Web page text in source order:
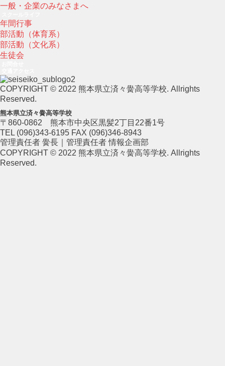
一般・企業のみなさまへ
年間行事
部活動（体育系）
部活動（文化系）
生徒会
COPYRIGHT © 2022 熊本県立済々黌高等学校. Allrights
Reserved.
熊本県立済々黌高等学校
〒860-0862 熊本市中央区黒髪2丁目22番1号
TEL (096)343-6195 FAX (096)346-8943
管理責任者 黌長｜管理責任者 情報企画部
COPYRIGHT © 2022 熊本県立済々黌高等学校. Allrights
Reserved.